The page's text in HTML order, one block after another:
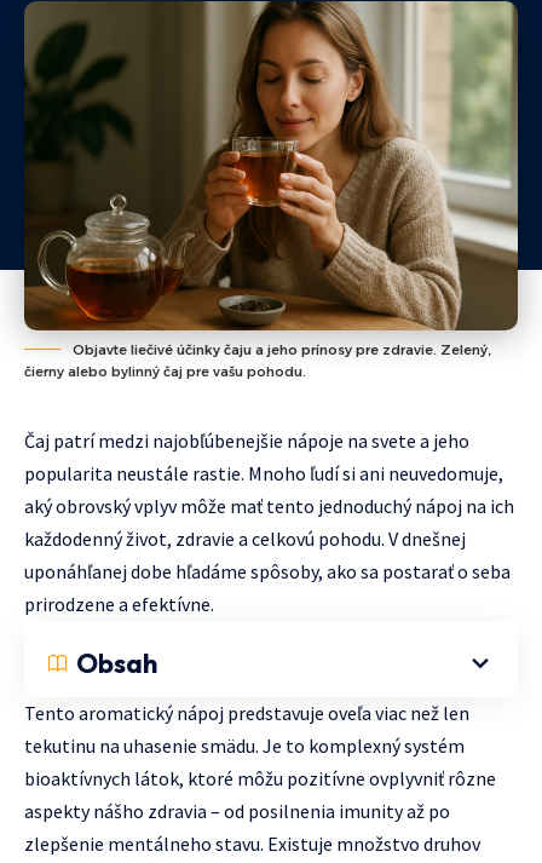
Objavte liečivé účinky čaju a jeho prínosy pre zdravie. Zelený,
čierny alebo bylinný čaj pre vašu pohodu.
Čaj patrí medzi najobľúbenejšie nápoje na svete a jeho
popularita neustále rastie. Mnoho ľudí si ani neuvedomuje,
aký obrovský vplyv môže mať tento jednoduchý nápoj na ich
každodenný život, zdravie a celkovú pohodu. V dnešnej
uponáhľanej dobe hľadáme spôsoby, ako sa postarať o seba
prirodzene a efektívne.
Obsah
Tento aromatický nápoj predstavuje oveľa viac než len
tekutinu na uhasenie smädu. Je to komplexný systém
bioaktívnych látok, ktoré môžu pozitívne ovplyvniť rôzne
aspekty nášho zdravia – od posilnenia imunity až po
zlepšenie mentálneho stavu. Existuje množstvo druhov